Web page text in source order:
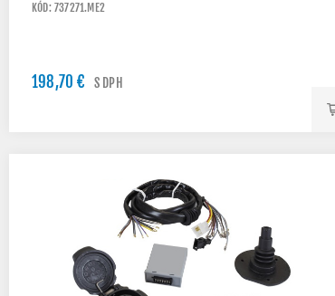
KÓD: 737271.ME2
198,70 € S DPH